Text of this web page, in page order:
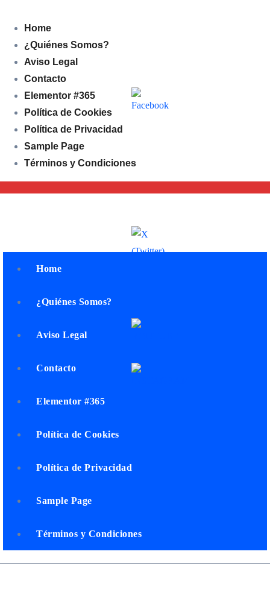
Home
¿Quiénes Somos?
Aviso Legal
Contacto
Elementor #365
Política de Cookies
Política de Privacidad
Sample Page
Términos y Condiciones
Home
¿Quiénes Somos?
Aviso Legal
Contacto
Elementor #365
Política de Cookies
Política de Privacidad
Sample Page
Términos y Condiciones